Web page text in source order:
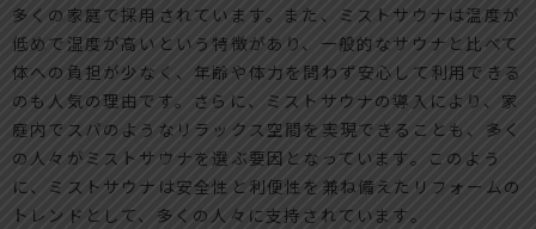
多くの家庭で採用されています。また、ミストサウナは温度が
低めで湿度が高いという特徴があり、一般的なサウナと比べて
体への負担が少なく、年齢や体力を問わず安心して利用できる
のも人気の理由です。さらに、ミストサウナの導入により、家
庭内でスパのようなリラックス空間を実現できることも、多く
の人々がミストサウナを選ぶ要因となっています。このよう
に、ミストサウナは安全性と利便性を兼ね備えたリフォームの
トレンドとして、多くの人々に支持されています。